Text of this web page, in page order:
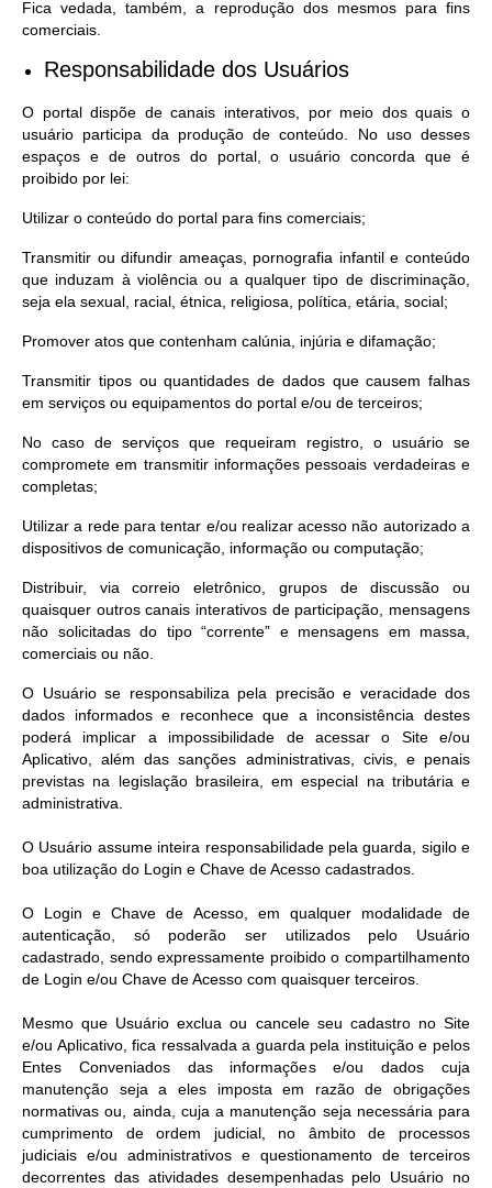
Fica vedada, também, a reprodução dos mesmos para fins
comerciais.
Responsabilidade dos Usuários
O portal dispõe de canais interativos, por meio dos quais o
usuário participa da produção de conteúdo. No uso desses
espaços e de outros do portal, o usuário concorda que é
proibido por lei:
Utilizar o conteúdo do portal para fins comerciais;
Transmitir ou difundir ameaças, pornografia infantil e conteúdo
que induzam à violência ou a qualquer tipo de discriminação,
seja ela sexual, racial, étnica, religiosa, política, etária, social;
Promover atos que contenham calúnia, injúria e difamação;
Transmitir tipos ou quantidades de dados que causem falhas
em serviços ou equipamentos do portal e/ou de terceiros;
No caso de serviços que requeiram registro, o usuário se
compromete em transmitir informações pessoais verdadeiras e
completas;
Utilizar a rede para tentar e/ou realizar acesso não autorizado a
dispositivos de comunicação, informação ou computação;
Distribuir, via correio eletrônico, grupos de discussão ou
quaisquer outros canais interativos de participação, mensagens
não solicitadas do tipo “corrente” e mensagens em massa,
comerciais ou não.
O Usuário se responsabiliza pela precisão e veracidade dos
dados informados e reconhece que a inconsistência destes
poderá implicar a impossibilidade de acessar o Site e/ou
Aplicativo, além das sanções administrativas, civis, e penais
previstas na legislação brasileira, em especial na tributária e
administrativa.
O Usuário assume inteira responsabilidade pela guarda, sigilo e
boa utilização do Login e Chave de Acesso cadastrados.
O Login e Chave de Acesso, em qualquer modalidade de
autenticação, só poderão ser utilizados pelo Usuário
cadastrado, sendo expressamente proibido o compartilhamento
de Login e/ou Chave de Acesso com quaisquer terceiros.
Mesmo que Usuário exclua ou cancele seu cadastro no Site
e/ou Aplicativo, fica ressalvada a guarda pela instituição e pelos
Entes Conveniados das informações e/ou dados cuja
manutenção seja a eles imposta em razão de obrigações
normativas ou, ainda, cuja a manutenção seja necessária para
cumprimento de ordem judicial, no âmbito de processos
judiciais e/ou administrativos e questionamento de terceiros
decorrentes das atividades desempenhadas pelo Usuário no